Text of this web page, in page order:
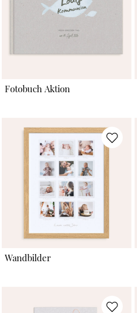
Fotobuch Aktion
Wandbilder